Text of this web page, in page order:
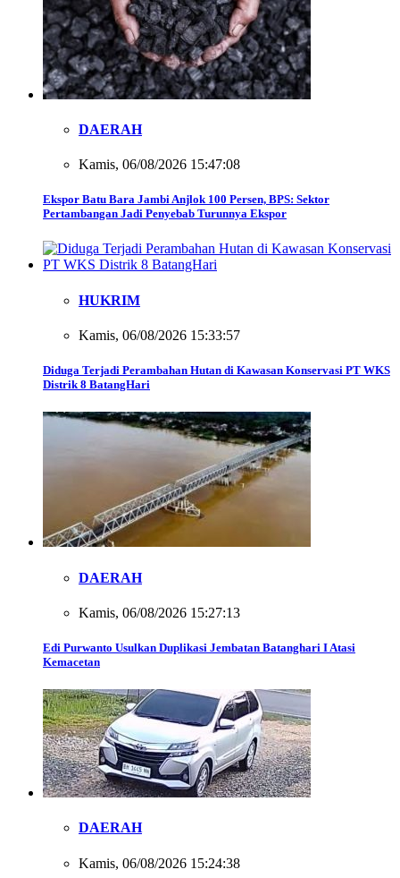
DAERAH
Kamis, 06/08/2026 15:47:08
Ekspor Batu Bara Jambi Anjlok 100 Persen, BPS: Sektor
Pertambangan Jadi Penyebab Turunnya Ekspor
HUKRIM
Kamis, 06/08/2026 15:33:57
Diduga Terjadi Perambahan Hutan di Kawasan Konservasi PT WKS
Distrik 8 BatangHari
DAERAH
Kamis, 06/08/2026 15:27:13
Edi Purwanto Usulkan Duplikasi Jembatan Batanghari I Atasi
Kemacetan
DAERAH
Kamis, 06/08/2026 15:24:38